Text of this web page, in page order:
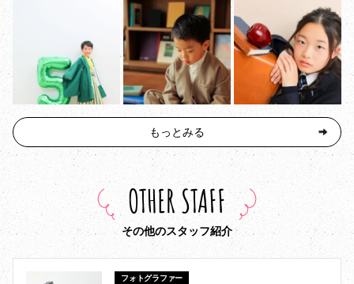
もっとみる
OTHER STAFF
その他のスタッフ紹介
フォトグラファー